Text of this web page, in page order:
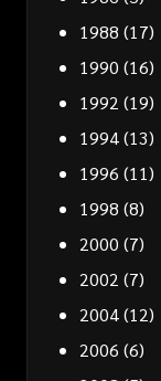
1988 (17)
1990 (16)
1992 (19)
1994(13)
1996 (11)
1998 (8)
2000 (7)
2002 (7)
2004(12)
2006 (6)